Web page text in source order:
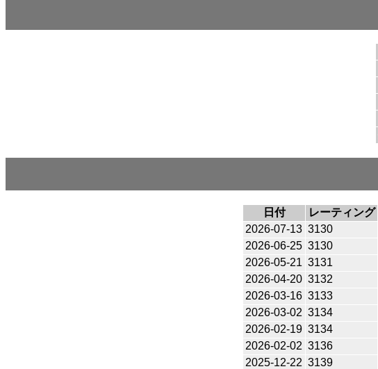
日付 レーティング
2026-07-13 3130
2026-06-25 3130
2026-05-21 3131
2026-04-20 3132
2026-03-16 3133
2026-03-02 3134
2026-02-19 3134
2026-02-02 3136
2025-12-22 3139